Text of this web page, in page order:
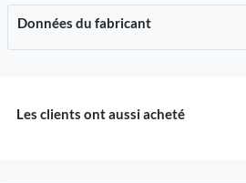
Données du fabricant
Les clients ont aussi acheté